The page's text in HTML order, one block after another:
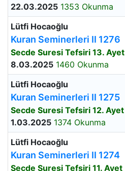
22.03.2025 1353 Okunma
Lütfi Hocaoğlu
Kuran Seminerleri II 1276
Secde Suresi Tefsiri 13. Ayet
8.03.2025 1460 Okunma
Lütfi Hocaoğlu
Kuran Seminerleri II 1275
Secde Suresi Tefsiri 12. Ayet
1.03.2025 1374 Okunma
Lütfi Hocaoğlu
Kuran Seminerleri II 1274
Secde Suresi Tefsiri 11. Ayet